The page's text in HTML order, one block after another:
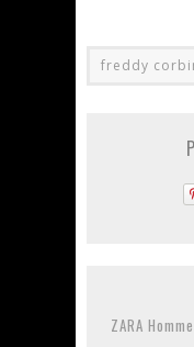
freddy
ZARA